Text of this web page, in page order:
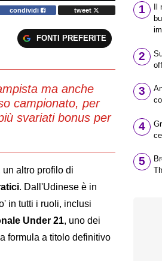
condividi tweet
FONTI PREFERITE
ma anche
campionato, per
svariati bonus per
altro profilo di
. Dall'Udinese è in
in tutti i ruoli, inclusi
Under 21, uno dei
formula a titolo definitivo
1
il
2
3
4
5